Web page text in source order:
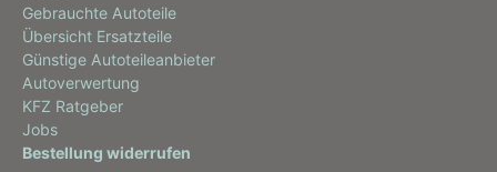
Gebrauchte Autoteile
Übersicht Ersatzteile
Günstige Autoteileanbieter
Autoverwertung
KFZ Ratgeber
Jobs
Bestellung widerrufen